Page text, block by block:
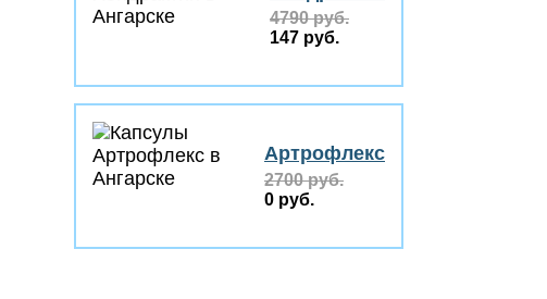
4790 руб.
147 руб.
Артрофлекс
2700 руб.
0 руб.